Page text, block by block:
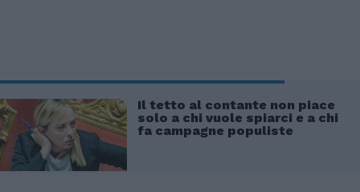
Il tetto al contante non piace
solo a chi vuole spiarci e a chi
fa campagne populiste